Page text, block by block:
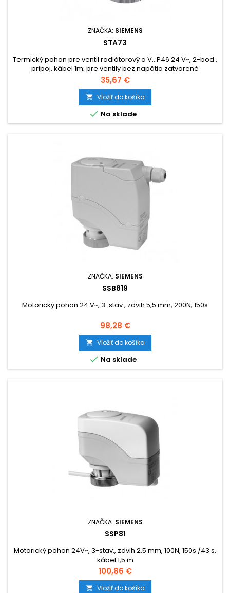
ZNAČKA: SIEMENS
STA73
Termický pohon pre ventil radiátorový a V...P46 24 V~, 2-bod.,
pripoj. kábel 1m; pre ventily bez napätia zatvorené
Cena
35,67 €
 Vložiť do košíka
 Na sklade
ZNAČKA: SIEMENS
SSB819
Motorický pohon 24 V~, 3-stav., zdvih 5,5 mm, 200N, 150s
Cena
98,28 €
 Vložiť do košíka
 Na sklade
ZNAČKA: SIEMENS
SSP81
Motorický pohon 24V~, 3-stav., zdvih 2,5 mm, 100N, 150s /43 s,
kábel 1,5 m
Cena
100,86 €
 Vložiť do košíka